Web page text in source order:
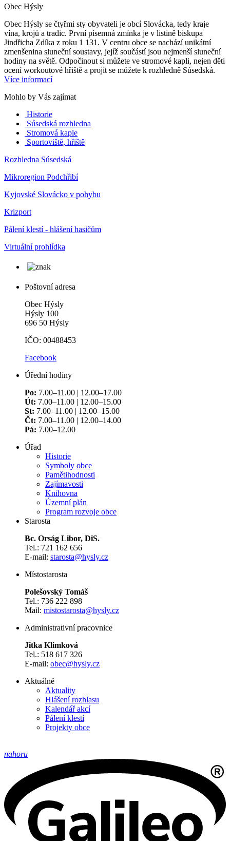
Obec Hýsly
Obec Hýsly se čtyřmi sty obyvateli je obcí Slovácka, tedy kraje
vína, krojů a tradic. První písemná zmínka je v listině biskupa
Jindřicha Zdíka z roku 1 131. V centru obce se nachází unikátní
zmenšenina sluneční soustavy, jejíž součástí jsou nejmenší sluneční
hodiny na světě. Odpočinout si můžete ve stromové kapli, nejen děti
ocení workoutové hřiště a projít se můžete k rozhledně Súsedská.
Více informací
Mohlo by Vás zajímat
Historie
Súsedská rozhledna
Stromová kaple
Sportoviště, hřiště
Rozhledna Súsedská
Mikroregion Podchřibí
Kyjovské Slovácko v pohybu
Krizport
Pálení klestí - hlášení hasičům
Virtuální prohlídka
Poštovní adresa
Obec Hýsly
Hýsly 100
696 50 Hýsly
IČO: 00488453
Facebook
Úřední hodiny
Po: 7.00–11.00 | 12.00–17.00
Út: 7.00–11.00 | 12.00–15.00
St: 7.00–11.00 | 12.00–15.00
Čt: 7.00–11.00 | 12.00–14.00
Pá: 7.00–12.00
Úřad
Historie
Symboly obce
Pamětihodnosti
Zajímavosti
Knihovna
Územní plán
Program rozvoje obce
Starosta
Bc. Orság Libor, DiS.
Tel.: 721 162 656
E-mail: starosta@hysly.cz
​​​​​​​Místostarosta
Polešovský Tomáš
Tel.: 736 222 898
Mail: mistostarosta@hysly.cz
Administrativní pracovnice
Jitka Klimková
Tel.: 518 617 326
E-mail: obec@hysly.cz
Aktuálně
Aktuality
Hlášení rozhlasu
Kalendář akcí
Pálení klestí
Projekty obce
nahoru